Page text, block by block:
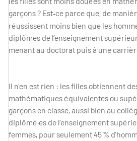
garçons ? Est‑ce parce que, de
réussissent moins bien que les
diplômes de l’enseignement
menant au doctorat puis à une
Il n’en est rien : les filles obtiennent
mathématiques équivalentes ou
garçons en classe, aussi bien au
diplômé·es de l’enseignement
femmes, pour seulement 45 %